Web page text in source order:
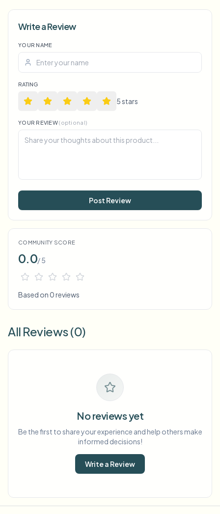
Write a Review
YOUR NAME
RATING
5stars
YOUR REVIEW(optional)
Post Review
COMMUNITY SCORE
0.0/ 5
Based on 0 reviews
All Reviews (0)
No reviews yet
Be the first to share your experience and help others make
informed decisions!
Write a Review